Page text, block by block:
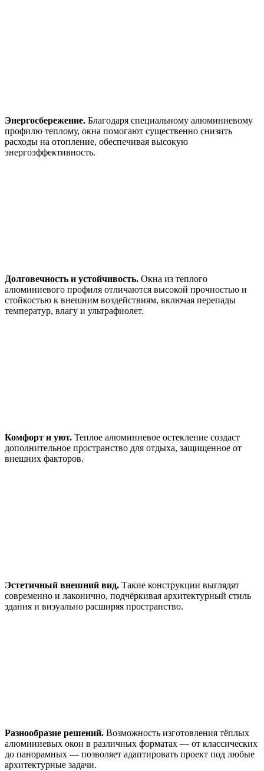
Энергосбережение. Благодаря специальному алюминиевому
профилю теплому, окна помогают существенно снизить
расходы на отопление, обеспечивая высокую
энергоэффективность.
Долговечность и устойчивость. Окна из теплого
алюминиевого профиля отличаются высокой прочностью и
стойкостью к внешним воздействиям, включая перепады
температур, влагу и ультрафиолет.
Комфорт и уют. Теплое алюминиевое остекление создаст
дополнительное пространство для отдыха, защищенное от
внешних факторов.
Эстетичный внешний вид. Такие конструкции выглядят
современно и лаконично, подчёркивая архитектурный стиль
здания и визуально расширяя пространство.
Разнообразие решений. Возможность изготовления тёплых
алюминиевых окон в различных форматах — от классических
до панорамных — позволяет адаптировать проект под любые
архитектурные задачи.